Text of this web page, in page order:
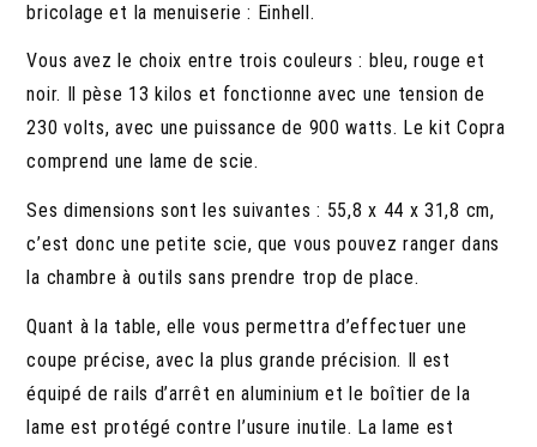
bricolage et la menuiserie : Einhell.
Vous avez le choix entre trois couleurs : bleu, rouge et
noir. Il pèse 13 kilos et fonctionne avec une tension de
230 volts, avec une puissance de 900 watts. Le kit Copra
comprend une lame de scie.
Ses dimensions sont les suivantes : 55,8 x 44 x 31,8 cm,
c’est donc une petite scie, que vous pouvez ranger dans
la chambre à outils sans prendre trop de place.
Quant à la table, elle vous permettra d’effectuer une
coupe précise, avec la plus grande précision. Il est
équipé de rails d’arrêt en aluminium et le boîtier de la
lame est protégé contre l’usure inutile. La lame est